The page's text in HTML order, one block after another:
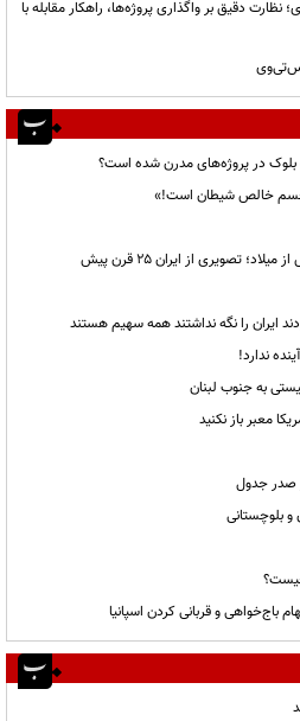
نظارت دقیق بر واگذاری پروژه‌ها، راهکار مقابله با
در پروژه‌های مدرن شده است؟
خالص شیطان است!»
ایران را نگه نداشتند همه سهیم هستند
ندارد!
به جنوب لبنان
معبر باز نکنید
صدر جدول
بلوچستانی
باج‌خواهی و قربانی کردن اسپانیا